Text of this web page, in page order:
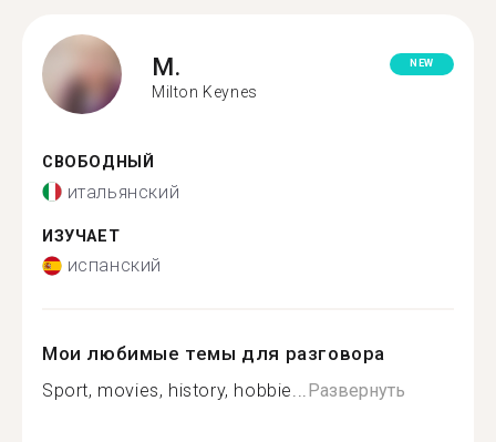
M.
Milton Keynes
NEW
СВОБОДНЫЙ
итальянский
ИЗУЧАЕТ
испанский
Мои любимые темы для разговора
Sport, movies, history, hobbie...Развернуть